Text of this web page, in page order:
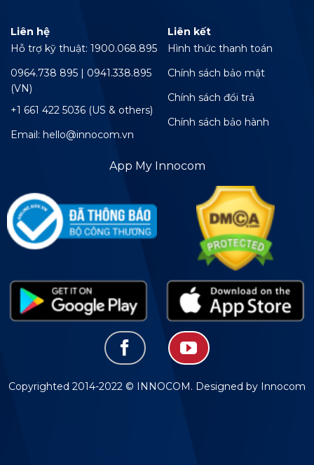
Liên hệ
Hỗ trợ kỹ thuật: 1900.068.895
0964.738 895 | 0941.338.895
(VN)
+1 661 422 5036 (US & others)
Email: hello@innocom.vn
Liên kết
Hình thức thanh toán
Chính sách bảo mật
Chính sách đổi trả
Chính sách bảo hành
App My Innocom
Copyrighted 2014-2022 © INNOCOM. Designed by Innocom